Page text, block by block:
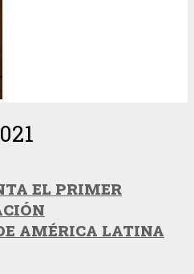
EL PRIMER
AMÉRICA LATINA